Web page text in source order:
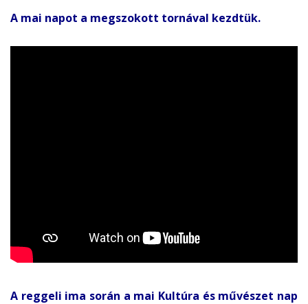
A mai napot a megszokott tornával kezdtük.
A reggeli ima során a mai Kultúra és művészet nap